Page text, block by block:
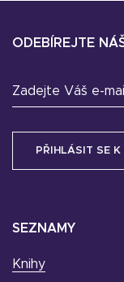
SEZNAMY
Knihy
ODEBÍREJTE
Zadejte Váš e-mail